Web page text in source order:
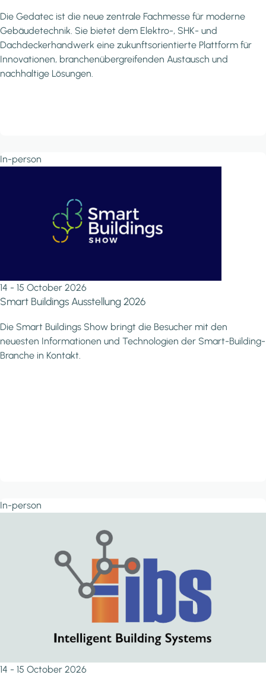
Die Gedatec ist die neue zentrale Fachmesse für moderne
Gebäudetechnik. Sie bietet dem Elektro-, SHK- und
Dachdeckerhandwerk eine zukunftsorientierte Plattform für
Innovationen, branchenübergreifenden Austausch und
nachhaltige Lösungen.
In-person
14 - 15 October 2026
Smart Buildings Ausstellung 2026
Die Smart Buildings Show bringt die Besucher mit den
neuesten Informationen und Technologien der Smart-Building-
Branche in Kontakt.
In-person
14 - 15 October 2026